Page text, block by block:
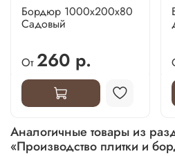
Бордюр 1000х200х80
Садовый
От 260 р.
Аналогичные товары из
«Производство плитки и